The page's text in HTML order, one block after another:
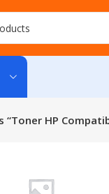
HP